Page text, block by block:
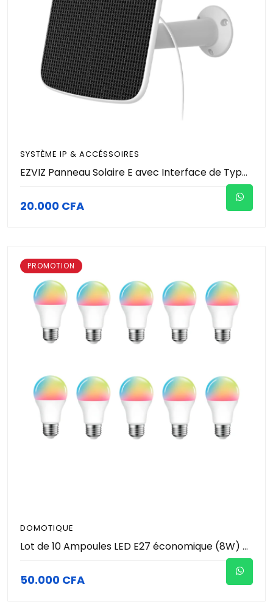
SYSTÈME IP & ACCÉSSOIRES
EZVIZ Panneau Solaire E avec Interface de Type C et Micro USB pour Caméra Surveillance sur Batterie EZVIZ EB8, CB8, BC1C, CB3, BC1, IP65 Étanche, 6.18W, 6V, Montage Réglable avec Câble de 4 Mètres
20.000 CFA
PROMOTION
DOMOTIQUE
Lot de 10 Ampoules LED E27 économique (8W) durable et Smart (Wi-Fi) à intensité variable - 16 Millions de couleurs - Compatible Avec Alexa, Google Home - EZVIZ LB1 Color
50.000 CFA